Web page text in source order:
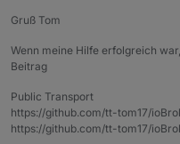
Gruß Tom
Wenn meine Hilfe erfolgreich
Beitrag
Public Transport
https://github.com/tt-tom17/
https://github.com/tt-tom17/